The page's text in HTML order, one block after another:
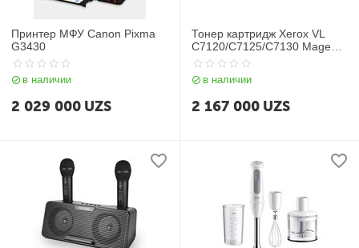
Принтер МФУ Canon Pixma
G3430
в наличии
2 029 000 UZS
Тонер картридж Xerox VL
C7120/С7125/С7130 Magenta
(18 500 p)
в наличии
2 167 000 UZS